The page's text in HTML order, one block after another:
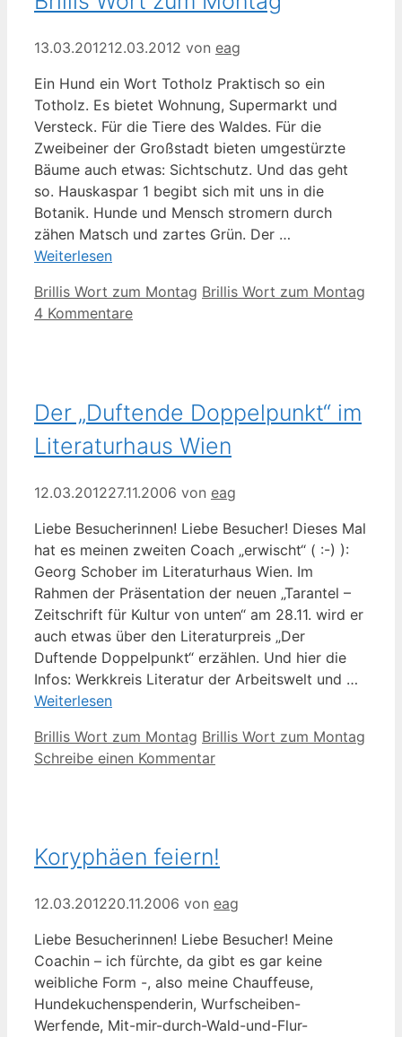
13.03.201212.03.2012 von eag
Ein Hund ein Wort Totholz Praktisch so ein
Totholz. Es bietet Wohnung, Supermarkt und
Versteck. Für die Tiere des Waldes. Für die
Zweibeiner der Großstadt bieten umgestürzte
Bäume auch etwas: Sichtschutz. Und das geht
so. Hauskaspar 1 begibt sich mit uns in die
Botanik. Hunde und Mensch stromern durch
zähen Matsch und zartes Grün. Der …
Weiterlesen
Kategorien
Brillis Wort zum Montag Schlagwörter
Brillis Wort zum Montag
4 Kommentare
Der „Duftende Doppelpunkt“ im
Literaturhaus Wien
12.03.201227.11.2006 von eag
Liebe Besucherinnen! Liebe Besucher! Dieses Mal
hat es meinen zweiten Coach „erwischt“ ( :-) ):
Georg Schober im Literaturhaus Wien. Im
Rahmen der Präsentation der neuen „Tarantel –
Zeitschrift für Kultur von unten“ am 28.11. wird er
auch etwas über den Literaturpreis „Der
Duftende Doppelpunkt“ erzählen. Und hier die
Infos: Werkkreis Literatur der Arbeitswelt und …
Weiterlesen
Kategorien
Brillis Wort zum Montag Schlagwörter
Brillis Wort zum Montag
Schreibe einen Kommentar
Koryphäen feiern!
12.03.201220.11.2006 von eag
Liebe Besucherinnen! Liebe Besucher! Meine
Coachin – ich fürchte, da gibt es gar keine
weibliche Form -, also meine Chauffeuse,
Hundekuchenspenderin, Wurfscheiben-
Werfende, Mit-mir-durch-Wald-und-Flur-